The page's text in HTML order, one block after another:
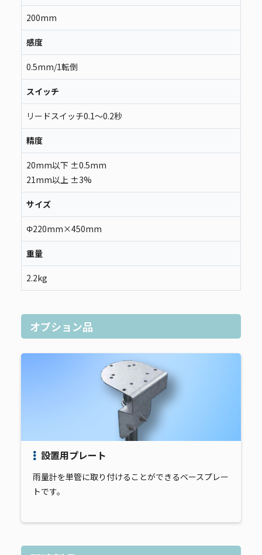
200mm
感度
0.5mm/1転倒
スイッチ
リードスイッチ0.1～0.2秒
精度
20mm以下 ±0.5mm
21mm以上 ±3%
サイズ
Φ220mm×450mm
重量
2.2kg
オプション品
設置用プレート
雨量計を単管に取り付けることができるベースプレー
トです。